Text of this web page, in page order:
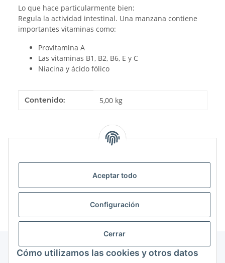
Aceptar todo
Configuración
Cerrar
Cómo utilizamos las cookies y otros datos
Lo que hace particularmente bien:
Regula la actividad intestinal. Una manzana contiene
importantes vitaminas como:
Provitamina A
Las vitaminas B1, B2, B6, E y C
Niacina y ácido fólico
#productDetails.itemInformation#
#productDetails.itemValue#
Contenido: 5,00 kg
Comentarios